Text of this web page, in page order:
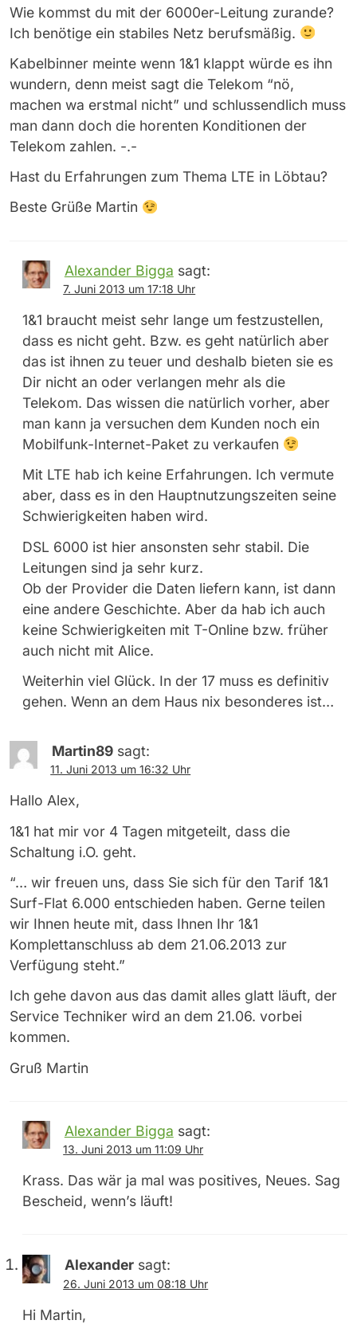
Wie kommst du mit der 6000er-Leitung zurande?
Ich benötige ein stabiles Netz berufsmäßig.
Kabelbinner meinte wenn 1&1 klappt würde es ihn
wundern, denn meist sagt die Telekom “nö,
machen wa erstmal nicht” und schlussendlich muss
man dann doch die horenten Konditionen der
Telekom zahlen. -.-
Hast du Erfahrungen zum Thema LTE in Löbtau?
Beste Grüße Martin
Alexander Bigga sagt:
7. Juni 2013 um 17:18 Uhr
1&1 braucht meist sehr lange um festzustellen,
dass es nicht geht. Bzw. es geht natürlich aber
das ist ihnen zu teuer und deshalb bieten sie es
Dir nicht an oder verlangen mehr als die
Telekom. Das wissen die natürlich vorher, aber
man kann ja versuchen dem Kunden noch ein
Mobilfunk-Internet-Paket zu verkaufen
Mit LTE hab ich keine Erfahrungen. Ich vermute
aber, dass es in den Hauptnutzungszeiten seine
Schwierigkeiten haben wird.
DSL 6000 ist hier ansonsten sehr stabil. Die
Leitungen sind ja sehr kurz.
Ob der Provider die Daten liefern kann, ist dann
eine andere Geschichte. Aber da hab ich auch
keine Schwierigkeiten mit T-Online bzw. früher
auch nicht mit Alice.
Weiterhin viel Glück. In der 17 muss es definitiv
gehen. Wenn an dem Haus nix besonderes ist…
Martin89 sagt:
11. Juni 2013 um 16:32 Uhr
Hallo Alex,
1&1 hat mir vor 4 Tagen mitgeteilt, dass die
Schaltung i.O. geht.
“… wir freuen uns, dass Sie sich für den Tarif 1&1
Surf-Flat 6.000 entschieden haben. Gerne teilen
wir Ihnen heute mit, dass Ihnen Ihr 1&1
Komplettanschluss ab dem 21.06.2013 zur
Verfügung steht.”
Ich gehe davon aus das damit alles glatt läuft, der
Service Techniker wird an dem 21.06. vorbei
kommen.
Gruß Martin
Alexander Bigga sagt:
13. Juni 2013 um 11:09 Uhr
Krass. Das wär ja mal was positives, Neues. Sag
Bescheid, wenn’s läuft!
Alexander sagt:
26. Juni 2013 um 08:18 Uhr
Hi Martin,